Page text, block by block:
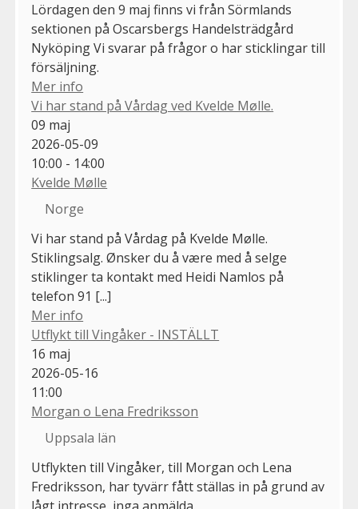
Lördagen den 9 maj finns vi från Sörmlands
sektionen på Oscarsbergs Handelsträdgård
Nyköping Vi svarar på frågor o har sticklingar till
försäljning.
Mer info
Vi har stand på Vårdag ved Kvelde Mølle.
09 maj
2026-05-09
10:00 - 14:00
Kvelde Mølle
Norge
Vi har stand på Vårdag på Kvelde Mølle.
Stiklingsalg. Ønsker du å være med å selge
stiklinger ta kontakt med Heidi Namlos på
telefon 91 [...]
Mer info
Utflykt till Vingåker - INSTÄLLT
16 maj
2026-05-16
11:00
Morgan o Lena Fredriksson
Uppsala län
Utflykten till Vingåker, till Morgan och Lena
Fredriksson, har tyvärr fått ställas in på grund av